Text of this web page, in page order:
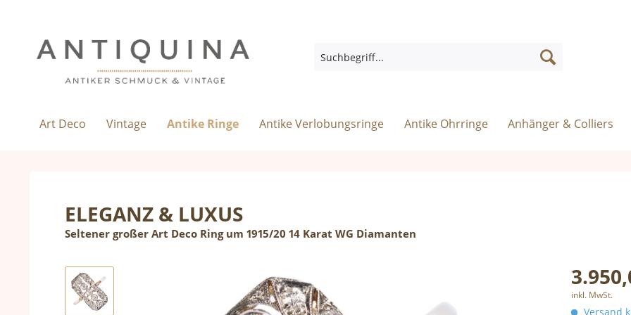
Art Deco Vintage Antike Ringe Antike Verlobungsringe Antike Ohrringe Anhänger & Colliers
ELEGANZ & LUXUS
Seltener großer Art Deco Ring um 1915/20 14 Karat WG Diamanten
inkl. MwSt.
Versand